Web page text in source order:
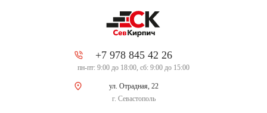
+7 978 845 42 26
пн-пт: 9:00 до 18:00, сб: 9:00 до 15:00
ул. Отрадная, 22
г. Севастополь